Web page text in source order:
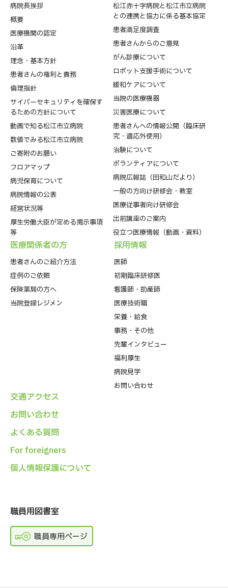
病院⻑挨拶
概要
医療機関の認定
沿革
理念・基本方針
患者さんの権利と責務
倫理指針
サイバーセキュリティを確保す
るための方針について
動画で知る松江市立病院
数値でみる松江市立病院
ご寄附のお願い
フロアマップ
病児保育について
病院情報の公表
経営状況等
厚生労働大臣が定める掲示事項
等
松江赤十字病院と松江市立病院
との連携と協力に係る基本協定
患者満足度調査
患者さんからのご意見
がん診療について
ロボット支援手術について
緩和ケアについて
当院の医療機器
災害医療について
患者さんへの情報公開（臨床研
究・適応外使用）
治験について
ボランティアについて
病院広報誌（田和山だより）
一般の方向け研修会・教室
医療従事者向け研修会
出前講座のご案内
役立つ医療情報（動画・資料）
医療関係者の⽅
患者さんのご紹介方法
症例のご依頼
保険薬局の方へ
当院登録レジメン
採⽤情報
医師
初期臨床研修医
看護師・助産師
医療技術職
栄養・給食
事務・その他
先輩インタビュー
福利厚生
病院⾒学
お問い合わせ
交通アクセス
お問い合わせ
よくある質問
For foreigners
個人情報保護について
職員用図書室
職員専用ページ